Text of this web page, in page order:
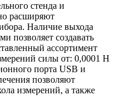
стенда и
расширяют
Наличие выхода
позволяет создавать
ассортимент
силы от: 0,0001 Н
порта USB и
позволяют
измерений, а также